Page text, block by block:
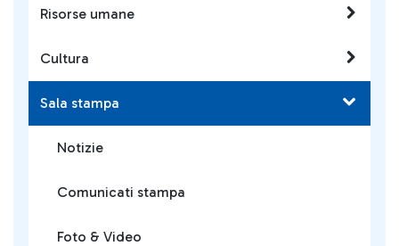
Risorse umane
Cultura
Sala stampa
Notizie
Comunicati stampa
Foto & Video